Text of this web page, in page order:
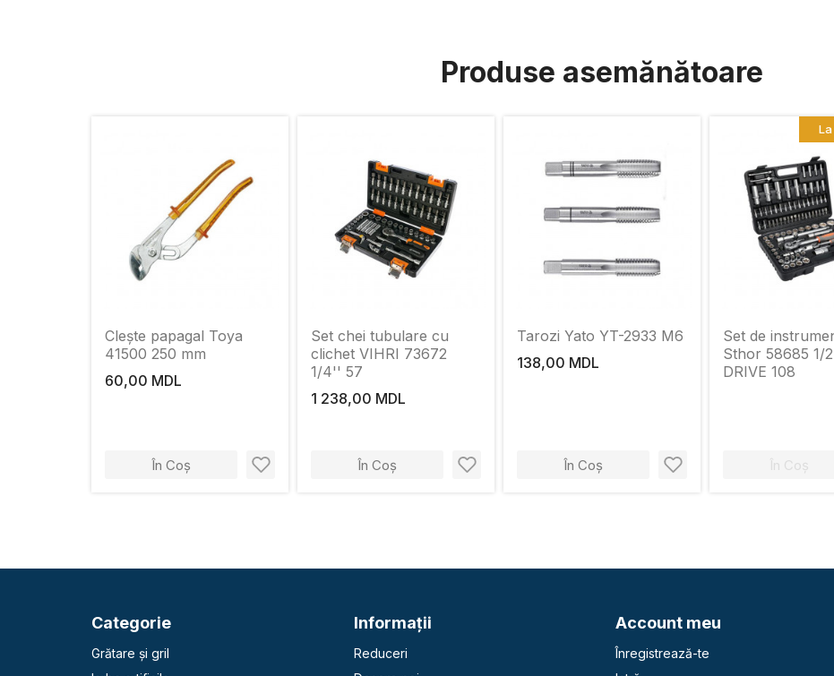
Produse asemănătoare
Clește papagal Toya
41500 250 mm
60,00 MDL
În Coș
Set chei tubulare cu
clichet VIHRI 73672
1/4'' 57
1 238,00 MDL
În Coș
Tarozi Yato YT-2933 M6
138,00 MDL
În Coș
Set de
Sthor 58685 1/
DRIVE 108
În Coș
Categorie
Grătare și gril
Informaţii
Reduceri
Account meu
Înregistrează-te